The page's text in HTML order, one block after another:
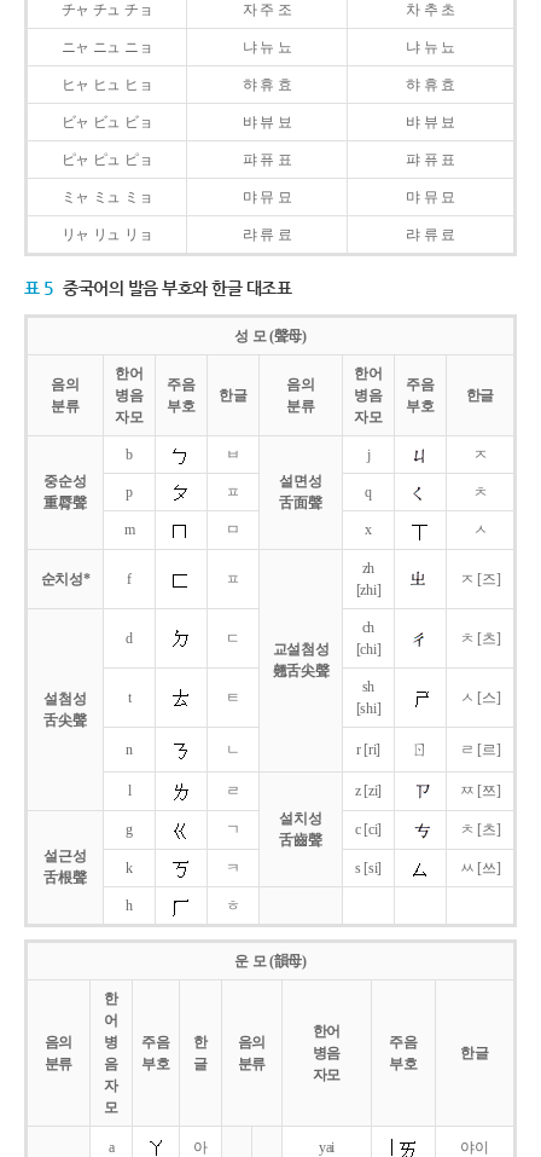
チャ チュ チョ 자 주 조 차 추 초
ニャ ニュ ニョ 냐 뉴 뇨 냐 뉴 뇨
ヒャ ヒュ ヒョ 햐 휴 효 햐 휴 효
ビャ ビュ ビョ 뱌 뷰 뵤 뱌 뷰 뵤
ピャ ピュ ピョ 퍄 퓨 표 퍄 퓨 표
ミャ ミュ ミョ 먀 뮤 묘 먀 뮤 묘
リャ リュ リョ 랴 류 료 랴 류 료
표 5 중국어의 발음 부호와 한글 대조표
성 모 (聲母)
음의
분류
한어
병음
자모
주음
부호
한글
음의
분류
한어
병음
자모
주음
부호
한글
중순성
重脣聲
b
ㅂ
설면성
舌面聲
j ㅈ
p ㅍ q ㅊ
m ㅁ x ㅅ
순치성* f ㅍ
교설첨성
翹舌尖聲
zh
[zhi]
ㅈ [즈]
설첨성
舌尖聲
d ㄷ
ch
[chi]
ㅊ [츠]
t ㅌ
sh
[shi]
ㅅ [스]
n ㄴ r [ri] ㄖ ㄹ [르]
l
ㄹ
설치성
舌齒聲
z [zi] ㅉ [쯔]
설근성
舌根聲
g ㄱ c [ci] ㅊ [츠]
k ㅋ s [si] ㅆ [쓰]
h ㅎ
운 모 (韻母)
음의
분류
한
어
병
음
자
모
주음
부호
한
글
음의
분류
한어
병음
자모
주음
부호
한글
a 아 yai 야이